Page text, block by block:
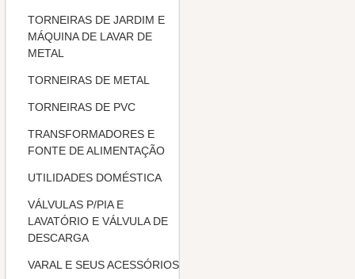
TORNEIRAS DE JARDIM E
MÁQUINA DE LAVAR DE
METAL
TORNEIRAS DE METAL
TORNEIRAS DE PVC
TRANSFORMADORES E
FONTE DE ALIMENTAÇÃO
UTILIDADES DOMÉSTICA
VÁLVULAS P/PIA E
LAVATÓRIO E VÁLVULA DE
DESCARGA
VARAL E SEUS ACESSÓRIOS